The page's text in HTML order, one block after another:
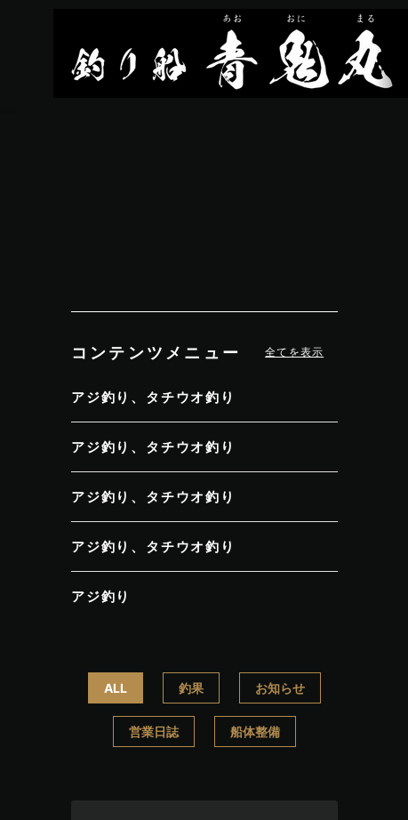
コンテンツメニュー 全てを表示
アジ釣り、タチウオ釣り
アジ釣り、タチウオ釣り
アジ釣り、タチウオ釣り
アジ釣り、タチウオ釣り
アジ釣り
ALL 釣果 お知らせ
営業日誌 船体整備